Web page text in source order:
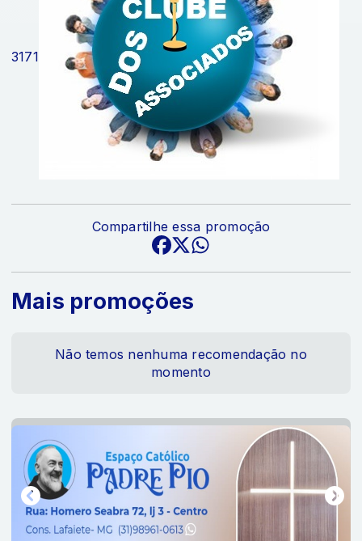
3171
Compartilhe essa promoção
Mais promoções
Não temos nenhuma recomendação no
momento